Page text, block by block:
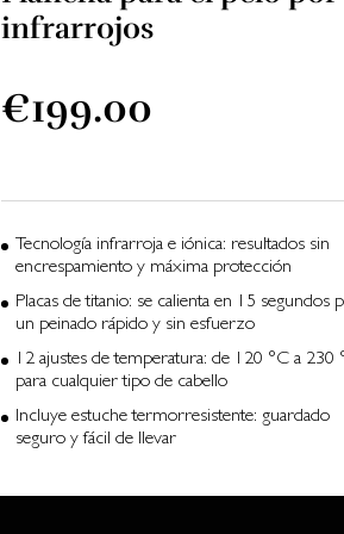
infrarrojos
€199.00
Tecnología infrarroja e iónica: resultados sin
encrespamiento y máxima protección
Placas de titanio: se calienta en 15 segundos
un peinado rápido y sin esfuerzo
12 ajustes de temperatura: de 120 °C a 230
para cualquier tipo de cabello
Incluye estuche termorresistente: guardado
seguro y fácil de llevar